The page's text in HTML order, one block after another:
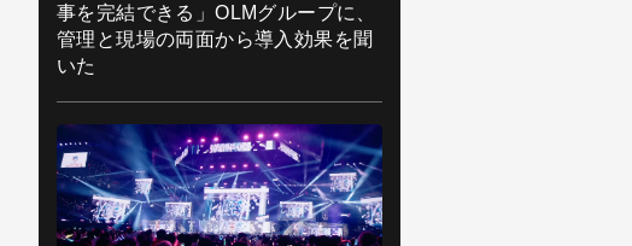
事を完結できる」OLMグループに、
管理と現場の両面から導入効果を聞
いた